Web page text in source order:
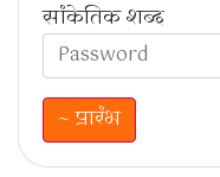
सांकेतिक शब्द
~ प्रारंभ